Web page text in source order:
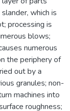
which is
processing is
blows;
numerous
the periphery of
out by a
granules; non-
machines into
roughness;